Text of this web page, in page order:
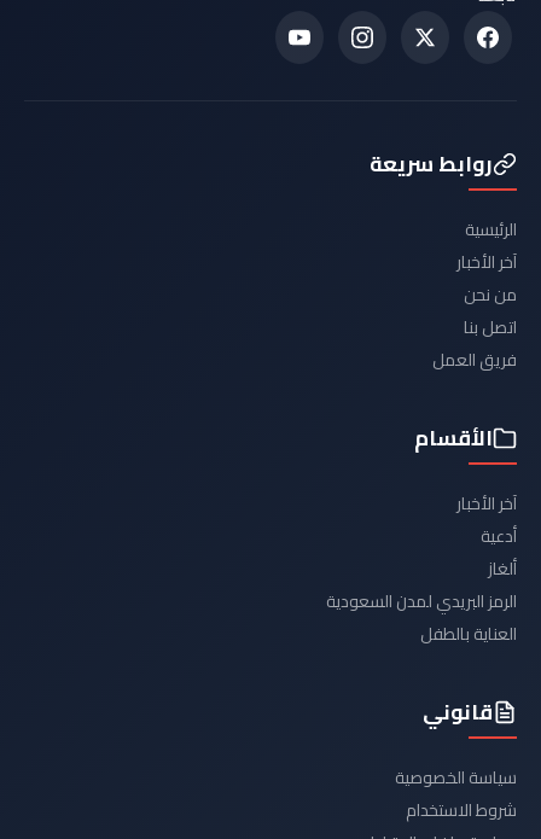
روابط سريعة
الرئيسية
آخر الأخبار
من نحن
اتصل بنا
فريق العمل
الأقسام
آخر الأخبار
أدعية
ألغاز
الرمز البريدي لمدن السعودية
العناية بالطفل
قانوني
سياسة الخصوصية
شروط الاستخدام